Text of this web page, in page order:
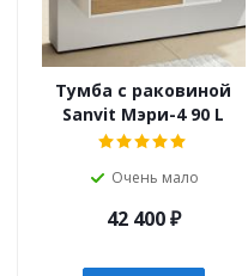
Тумба с раковиной
Sanvit Мэри-4 90 L
Очень мало
42 400₽